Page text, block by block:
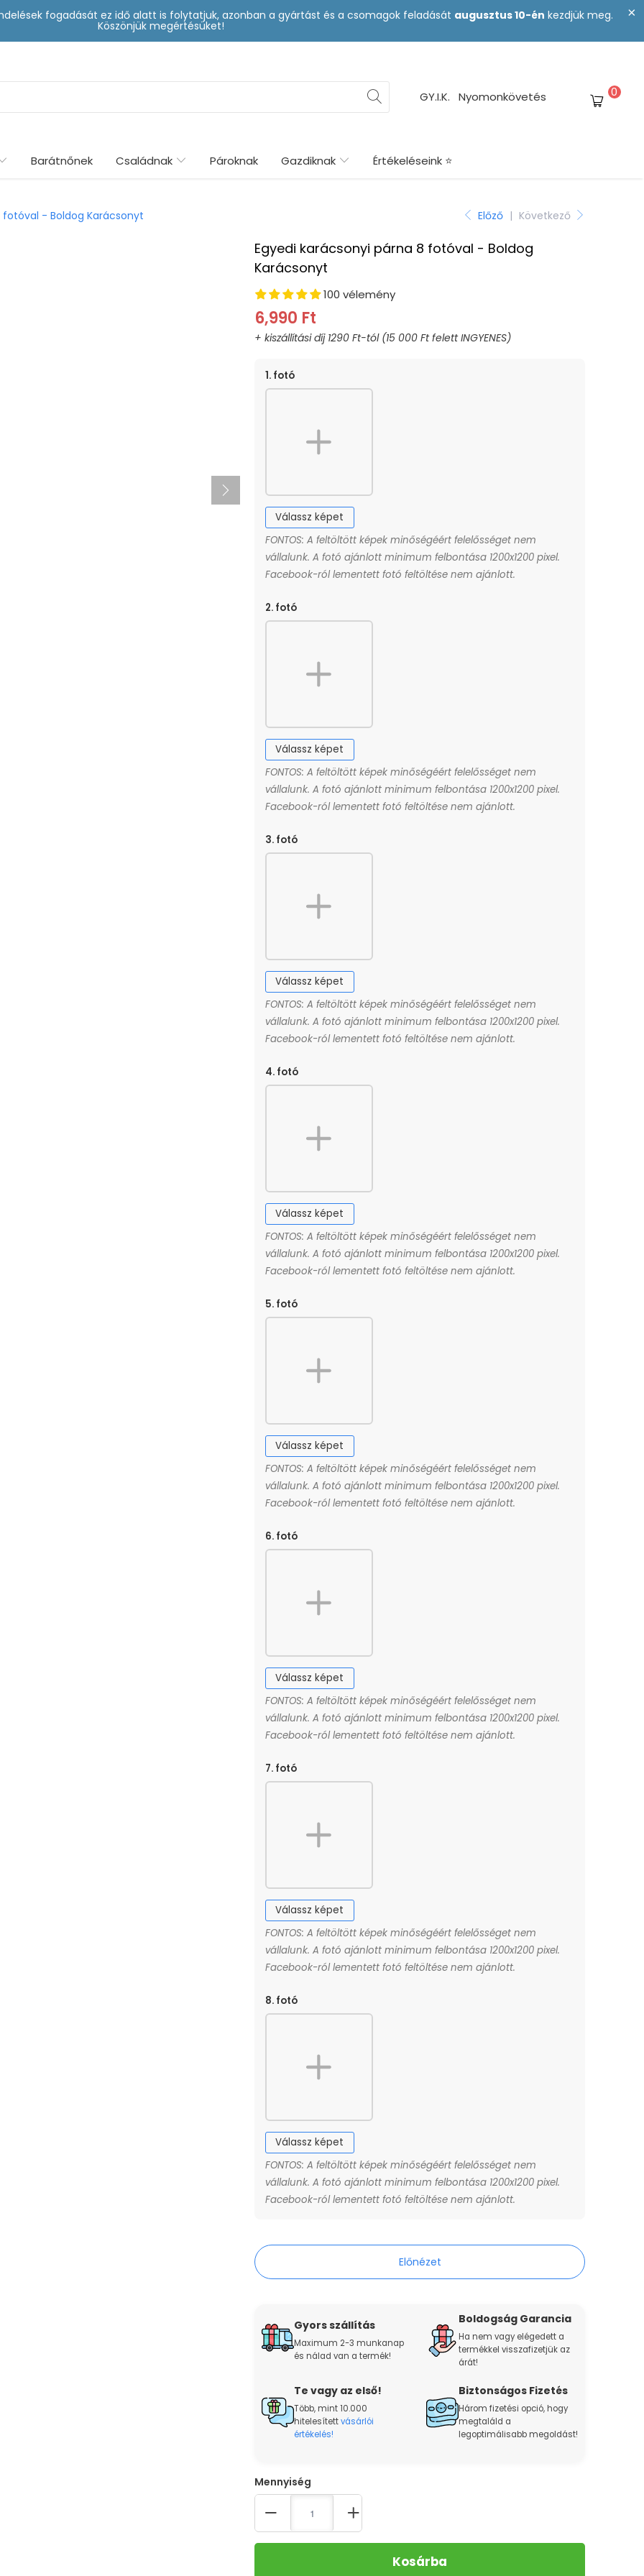
fogadását ez idő alatt is folytatjuk, azonban a gyártást és a csomagok feladását augusztus 10-én kezdjük meg.
Köszönjük megértésüket!
GY.I.K. Nyomonkövetés 0
Barátnőnek Családnak Pároknak Gazdiknak Értékeléseink ⭐
Előző | Következő
- Boldog Karácsonyt
Egyedi karácsonyi párna 8 fotóval - Boldog
Karácsonyt
100 vélemény
6,990 Ft
SZÍN
MÉRET
40cm
1. fotó
Válassz képet
FONTOS: A feltöltött képek minőségéért felelősséget nem
vállalunk. A fotó ajánlott minimum felbontása 1200x1200 pixel.
Facebook-ról lementett fotó feltöltése nem ajánlott.
2. fotó
Válassz képet
FONTOS: A feltöltött képek minőségéért felelősséget nem
vállalunk. A fotó ajánlott minimum felbontása 1200x1200 pixel.
Facebook-ról lementett fotó feltöltése nem ajánlott.
3. fotó
Válassz képet
FONTOS: A feltöltött képek minőségéért felelősséget nem
vállalunk. A fotó ajánlott minimum felbontása 1200x1200 pixel.
Facebook-ról lementett fotó feltöltése nem ajánlott.
4. fotó
Válassz képet
FONTOS: A feltöltött képek minőségéért felelősséget nem
vállalunk. A fotó ajánlott minimum felbontása 1200x1200 pixel.
Facebook-ról lementett fotó feltöltése nem ajánlott.
5. fotó
Válassz képet
FONTOS: A feltöltött képek minőségéért felelősséget nem
vállalunk. A fotó ajánlott minimum felbontása 1200x1200 pixel.
Facebook-ról lementett fotó feltöltése nem ajánlott.
6. fotó
Válassz képet
FONTOS: A feltöltött képek minőségéért felelősséget nem
vállalunk. A fotó ajánlott minimum felbontása 1200x1200 pixel.
Facebook-ról lementett fotó feltöltése nem ajánlott.
7. fotó
Válassz képet
FONTOS: A feltöltött képek minőségéért felelősséget nem
vállalunk. A fotó ajánlott minimum felbontása 1200x1200 pixel.
Facebook-ról lementett fotó feltöltése nem ajánlott.
8. fotó
Válassz képet
FONTOS: A feltöltött képek minőségéért felelősséget nem
vállalunk. A fotó ajánlott minimum felbontása 1200x1200 pixel.
Facebook-ról lementett fotó feltöltése nem ajánlott.
Előnézet
Gyors szállítás
Maximum 2-3 munkanap
és nálad van a termék!
Boldogság Garancia
Ha nem vagy elégedett a
termékkel visszafizetjük az
árát!
Te vagy az első!
Több, mint 10.000
hitelesítettvásárlói
értékelés!
Biztonságos Fizetés
Három fizetési opció, hogy
megtaláld a
legoptimálisabb megoldást!
Kosárba